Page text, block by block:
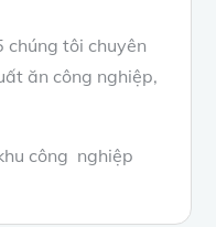
tôi chuyên
ăn công nghiệp,
công nghiệp